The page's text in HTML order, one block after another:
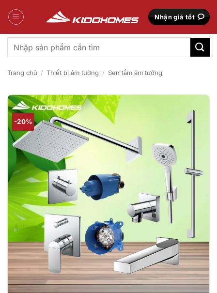
qua
Nhận giá tốt
Tìm
kiếm:
Trang chủ / Thiết bị âm tường / Sen tắm âm tường
-20%